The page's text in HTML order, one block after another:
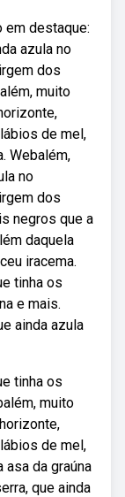
em destaque:
azula no
dos
muito
de mel,
Webalém,
no
dos
negros que a
daquela
iracema.
tinha os
e mais.
ainda azula
tinha os
muito
de mel,
da graúna
que ainda